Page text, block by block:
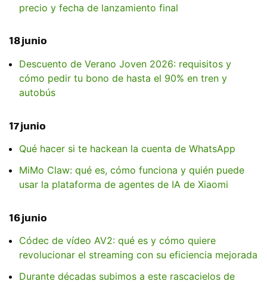
precio y fecha de lanzamiento final
18 junio
Descuento de Verano Joven 2026: requisitos y
cómo pedir tu bono de hasta el 90% en tren y
autobús
17 junio
Qué hacer si te hackean la cuenta de WhatsApp
MiMo Claw: qué es, cómo funciona y quién puede
usar la plataforma de agentes de IA de Xiaomi
16 junio
Códec de vídeo AV2: qué es y cómo quiere
revolucionar el streaming con su eficiencia mejorada
Durante décadas subimos a este rascacielos de